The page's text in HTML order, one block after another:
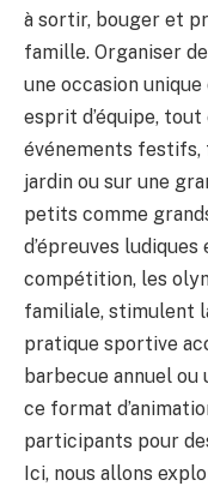
à sortir, bouger et
famille. Organiser
une occasion
esprit d’équipe, tout
événements festifs,
jardin ou sur une
petits comme
d’épreuves ludiques
compétition, les
familiale, stimulent
pratique sportive
barbecue annuel ou
ce format
participants pour
Ici, nous allons